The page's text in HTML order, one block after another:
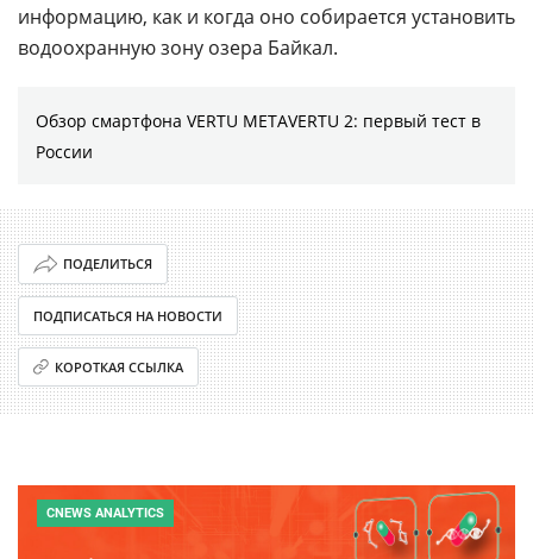
информацию, как и когда оно собирается установить
водоохранную зону озера Байкал.
Обзор смартфона VERTU METAVERTU 2: первый тест в
России
ПОДЕЛИТЬСЯ
ПОДПИСАТЬСЯ НА НОВОСТИ
КОРОТКАЯ ССЫЛКА
CNEWS ANALYTICS